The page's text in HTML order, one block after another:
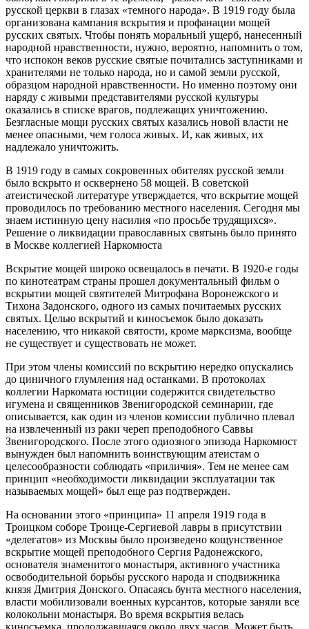
русской церкви в глазах «темного народа». В 1919 году была
организована кампания вскрытия и профанации мощей
русских святых. Чтобы понять моральный ущерб, нанесенный
народной нравственности, нужно, вероятно, напомнить о том,
что испокон веков русские святые почитались заступниками и
хранителями не только народа, но и самой земли русской,
образцом народной нравственности. Но именно поэтому они
наряду с живыми представителями русской культуры
оказались в списке врагов, подлежащих уничтожению.
Безгласные мощи русских святых казались новой власти не
менее опасными, чем голоса живых. И, как живых, их
надлежало уничтожить.
В 1919 году в самых сокровенных обителях русской земли
было вскрыто и осквернено 58 мощей. В советской
атеистической литературе утверждается, что вскрытие мощей
проводилось по требованию местного населения. Сегодня мы
знаем истинную цену насилия «по просьбе трудящихся».
Решение о ликвидации православных святынь было принято
в Москве коллегией Наркомюста
Вскрытие мощей широко освещалось в печати. В 1920-е годы
по кинотеатрам страны прошел документальный фильм о
вскрытии мощей святителей Митрофана Воронежского и
Тихона Задонского, одного из самых почитаемых русских
святых. Целью вскрытий и киносъемок было доказать
населению, что никакой святости, кроме марксизма, вообще
не существует и существовать не может.
При этом члены комиссий по вскрытию нередко опускались
до циничного глумления над останками. В протоколах
коллегии Наркомата юстиции содержится свидетельство
игумена и священников Звенигородской семинарии, где
описывается, как один из членов комиссии публично плевал
на извлеченный из раки череп преподобного Саввы
Звенигородского. После этого одиозного эпизода Наркомюст
вынужден был напомнить воинствующим атеистам о
целесообразности соблюдать «приличия». Тем не менее сам
принцип «необходимости ликвидации эксплуатации так
называемых мощей» был еще раз подтвержден.
На основании этого «принципа» 11 апреля 1919 года в
Троицком соборе Троице-Сергиевой лавры в присутствии
«делегатов» из Москвы было произведено кощунственное
вскрытие мощей преподобного Сергия Радонежского,
основателя знаменитого монастыря, активного участника
освободительной борьбы русского народа и сподвижника
князя Дмитрия Донского. Опасаясь бунта местного населения,
власти мобилизовали военных курсантов, которые заняли все
колокольни монастыря. Во время вскрытия велась
киносъемка, продолжавшаяся около двух часов. Может быть,